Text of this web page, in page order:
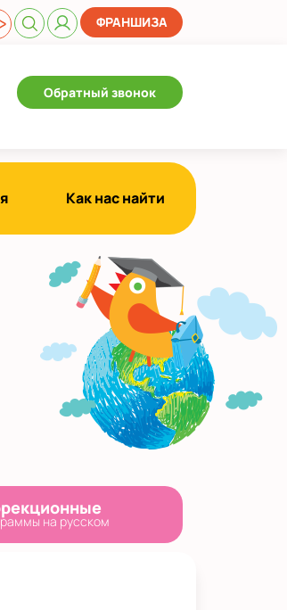
ФРАНШИЗА
Обратный звонок
Как нас найти
на русском